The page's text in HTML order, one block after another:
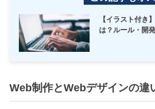
【イラスト付き
は？ルール・開
Web制作とWebデザインの違